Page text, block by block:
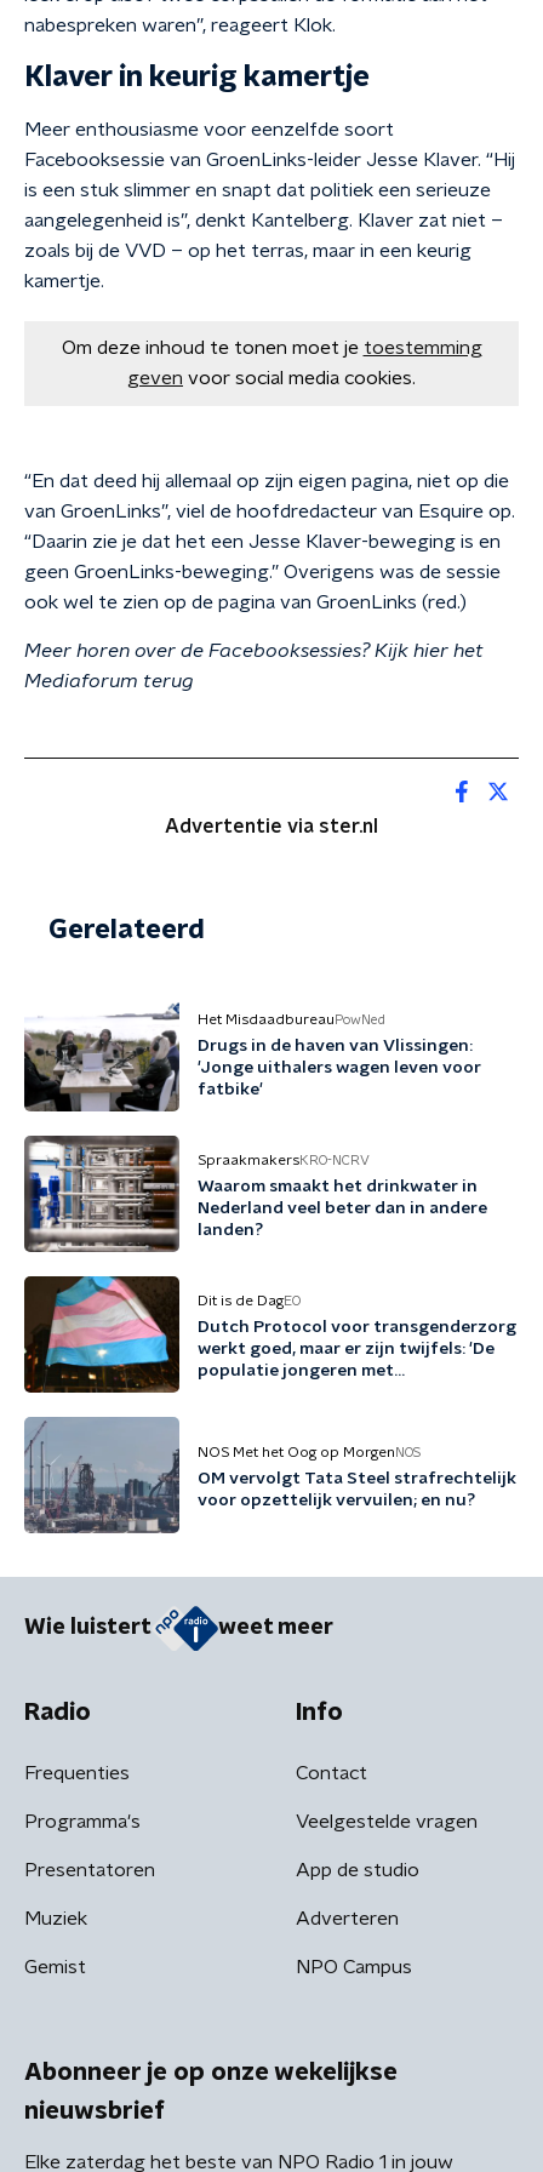
nabespreken waren”, reageert Klok.
Klaver in keurig kamertje
Meer enthousiasme voor eenzelfde soort
Facebooksessie van GroenLinks-leider Jesse Klaver. “Hij
is een stuk slimmer en snapt dat politiek een serieuze
aangelegenheid is”, denkt Kantelberg. Klaver zat niet –
zoals bij de VVD – op het terras, maar in een keurig
kamertje.
Om deze inhoud te tonen moet je toestemming
geven voor social media cookies.
“En dat deed hij allemaal op zijn eigen pagina, niet op die
van GroenLinks”, viel de hoofdredacteur van Esquire op.
“Daarin zie je dat het een Jesse Klaver-beweging is en
geen GroenLinks-beweging.” Overigens was de sessie
ook wel te zien op de pagina van GroenLinks (red.)
Meer horen over de Facebooksessies? Kijk hier het
Mediaforum terug
Advertentie via ster.nl
Gerelateerd
Het Misdaadbureau PowNed
Drugs in de haven van Vlissingen:
'Jonge uithalers wagen leven voor
fatbike'
SpraakmakersKRO-NCRV
Waarom smaakt het drinkwater in
Nederland veel beter dan in andere
landen?
Dit is de DagEO
Dutch Protocol voor transgenderzorg
werkt goed, maar er zijn twijfels: 'De
populatie jongeren met
NOS Met het Oog op Morgen NOS
OM vervolgt Tata Steel strafrechtelijk
voor opzettelijk vervuilen; en nu?
Wie luistert weet meer
Radio
Frequenties
Programma's
Presentatoren
Muziek
Gemist
Info
Contact
Veelgestelde vragen
App de studio
Adverteren
NPO Campus
Abonneer je op onze wekelijkse
nieuwsbrief
Elke zaterdag het beste van NPO Radio 1 in jouw